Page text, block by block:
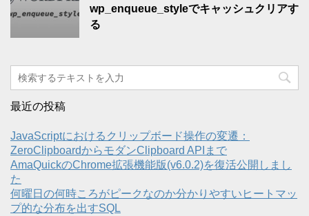
wp_enqueue_styleでキャッシュクリアす
る
最近の投稿
JavaScriptにおけるクリップボード操作の変遷：
ZeroClipboardからモダンClipboard APIまで
AmaQuickのChrome拡張機能版(v6.0.2)を復活公開しまし
た
何曜日の何時ころがピークなのか分かりやすいヒートマッ
プ的な分布を出すSQL